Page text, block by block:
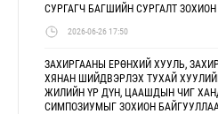
СУРГАГЧ БАГШИЙН СУРГАЛТ
2026-06-26 17:50
ЗАХИРГААНЫ ЕРӨНХИЙ ХУУЛЬ,
ХЯНАН ШИЙДВЭРЛЭХ ТУХАЙ
ЖИЛИЙН ҮР ДҮН, ЦААШДЫН ЧИГ
СИМПОЗИУМЫГ ЗОХИОН